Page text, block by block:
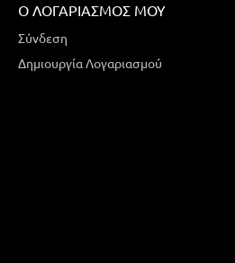
Ο ΛΟΓΑΡΙΑΣΜΌΣ ΜΟΥ
Σύνδεση
Δημιουργία Λογαριασμού